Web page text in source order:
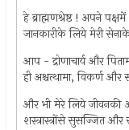
हे ब्राह्मणश्रेष्ठ ! अपने
जानकारीके लिये मेरी
आप - द्रोणाचार्य और
ही अश्चत्थामा, विकर्ण और
और भी मेरे लिये जीवनकी
शस्त्रास्त्रोंसे सुसज्जित